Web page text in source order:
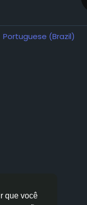
que você
Portuguese (Brazil)